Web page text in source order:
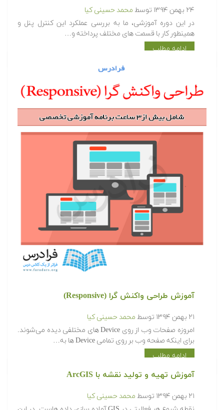
۲۴ بهمن ۱۳۹۴ توسط محمد حسینی کیا
در این دوره آموزشی، ما به بررسی عملکرد این کنترل پنل و
همینطور کار با قسمت های مختلف پرداخته و…
ادامه مطلب
آموزش طراحی واکنش گرا (Responsive)
۲۱ بهمن ۱۳۹۴ توسط محمد حسینی کیا
امروزه صفحات وب از روی Device های مختلفی دیده می‌شوند.
برای اینکه صفحه وب بر روی تمامی Device ها به…
ادامه مطلب
آموزش تهیه و تولید نقشه با ArcGIS
۲۱ بهمن ۱۳۹۴ توسط محمد حسینی کیا